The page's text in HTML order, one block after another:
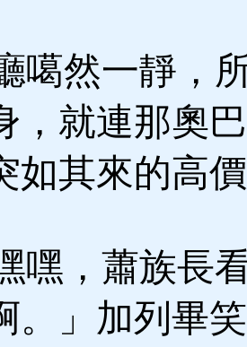
然一靜，
，就連那奧
如其來的高
，蕭族長
。」加列畢